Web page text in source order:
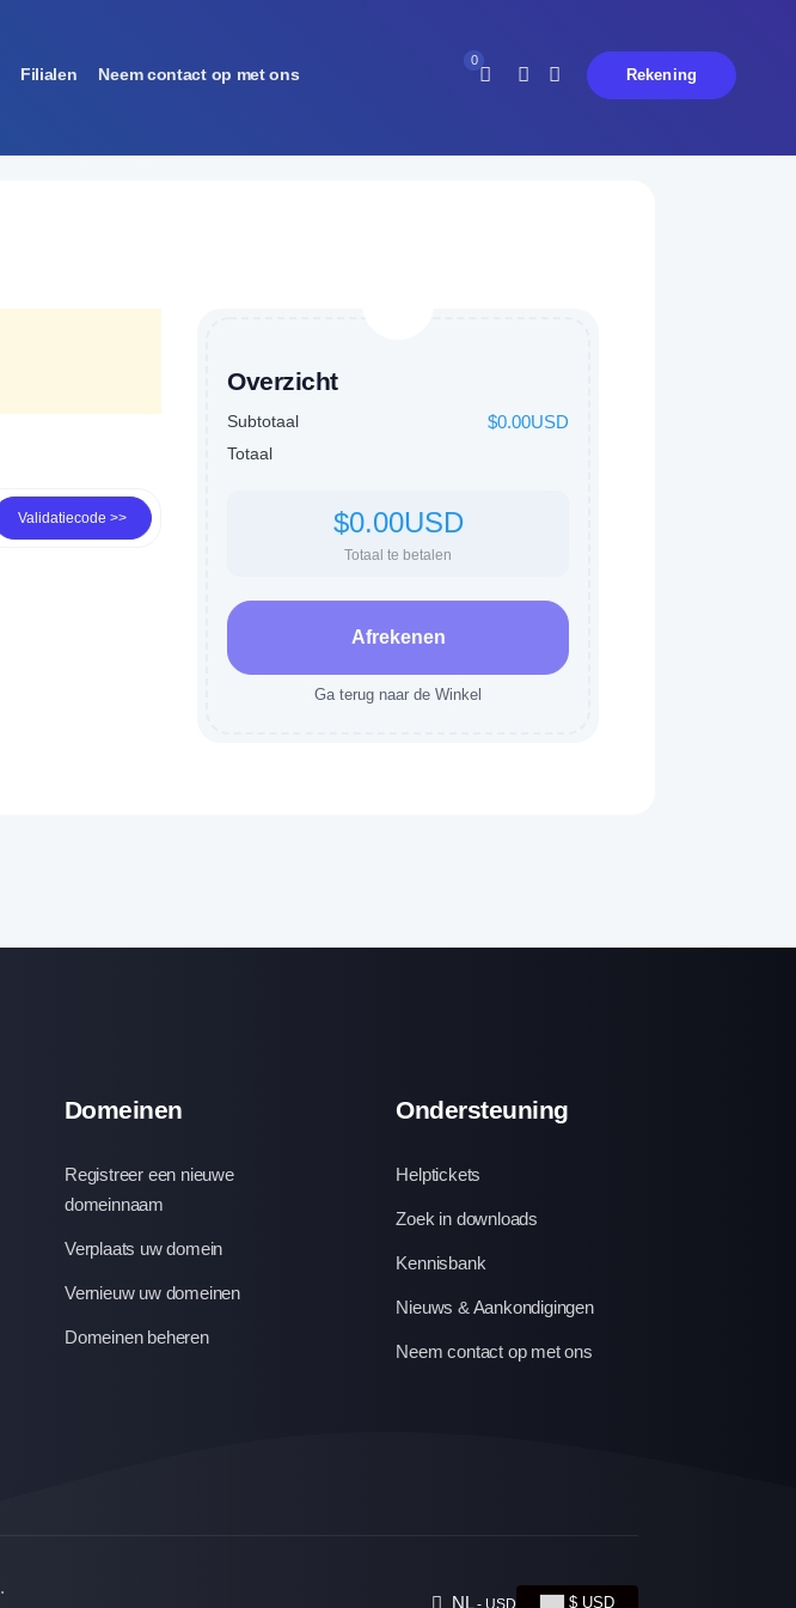
Filialen Neem contact op met ons
0
Rekening
Validatiecode >>
Overzicht
Subtotaal $0.00USD
Totaal
$0.00USD
Totaal te betalen
Afrekenen
Ga terug naar de Winkel
Domeinen
Registreer een nieuwe
domeinnaam
Verplaats uw domein
Vernieuw uw domeinen
Domeinen beheren
Ondersteuning
Helptickets
Zoek in downloads
Kennisbank
Nieuws & Aankondigingen
Neem contact op met ons
.
NL- USD $ USD